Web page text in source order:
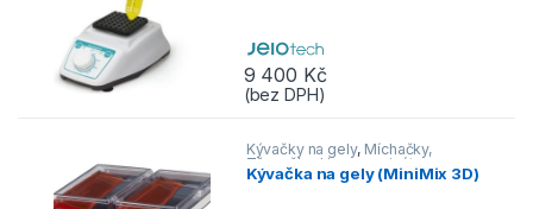
9 400 Kč
(bez DPH)
Kývačky na gely, Míchačky,
Třepačky, Homogenizátory,
Třepačky
Kývačka na gely (MiniMix 3D)